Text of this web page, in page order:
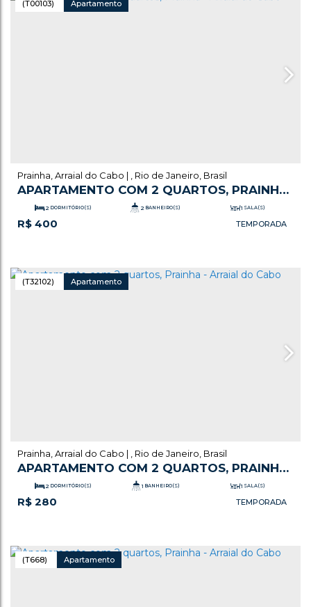
(T00103) Apartamento
APARTAMENTO COM 2 QUARTOS, PRAINHA
- ARRAIAL DO CABO
R$ 400
Prainha Arraial do Cabo Rio de Janeiro Brasil
2 DORMITÓRIO(S) 2 BANHEIRO(S) 1 SALA(S)
90.00 ÚTIL:
.00m²
(T32102) Apartamento
APARTAMENTO COM 2 QUARTOS, PRAINHA
- ARRAIAL DO CABO
R$ 280
Prainha Arraial do Cabo Rio de Janeiro Brasil
2 DORMITÓRIO(S) 1 BANHEIRO(S) 1 SALA(S)
55.00 DISTÂNCIA DO MAR
(T668) Apartamento